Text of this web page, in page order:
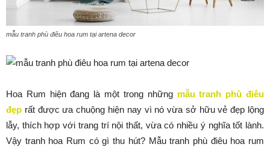
mẫu tranh phù điêu hoa rum tại artena decor
Hoa Rum hiện đang là một trong những mẫu tranh phù điêu
đẹp rất được ưa chuộng hiện nay vì nó vừa sở hữu vẻ đẹp lộng
lẫy, thích hợp với trang trí nội thất, vừa có nhiều ý nghĩa tốt lành.
Vậy tranh hoa Rum có gì thu hút? Mẫu tranh phù điêu hoa rum